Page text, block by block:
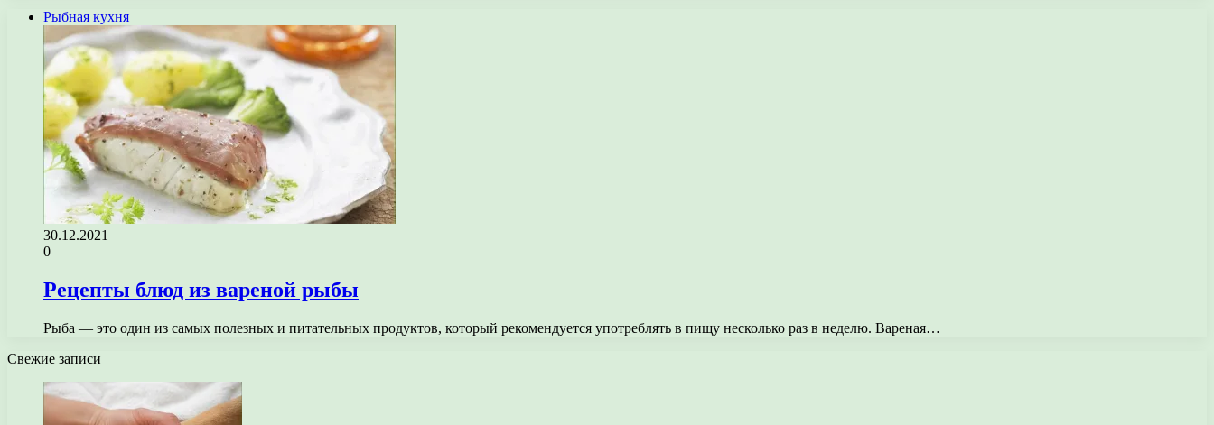
Рыбная кухня
30.12.2021
0
Рецепты блюд из вареной рыбы
Рыба — это один из самых полезных и питательных продуктов, который рекомендуется употреблять в пищу несколько раз в неделю. Вареная…
Свежие записи